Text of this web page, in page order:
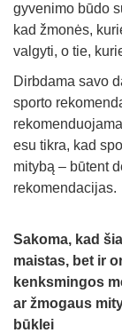
gyvenimo būdo
kad žmonės,
valgyti, o tie,
Dirbdama savo
sporto
esu tikra, kad
mitybą – būtent
rekomendacijas.
Sakoma, kad
maistas, bet ir
kenksmingos
ar žmogaus
būklei